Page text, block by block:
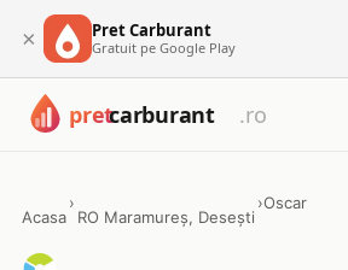
× Pret Carburant
Gratuit pe Google Play
Acasa
›
RO Maramureș, Desești
›Oscar